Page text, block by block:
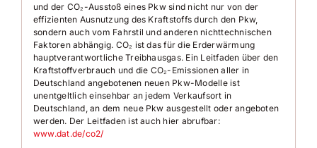
• Umfeldbeobachtungssystem (Front assist)
•City-Notbremsfunktion
• Parkbremse elektr.
•Start-/ Stopp-Anlage
•Bluetooth-Schnittstelle mit
Freisprecheinrichtung
•Induktionsladeschale für Smartphone
•USB
• 12V Steckdose vorn
•Scheiben in Heck und Fond abgedunkelt
und der CO₂-Ausstoß eines Pkw sind nicht nur von der
effizienten Ausnutzung des Kraftstoffs durch den Pkw,
sondern auch vom Fahrstil und anderen nichttechnischen
Faktoren abhängig. CO₂ ist das für die Erderwärmung
hauptverantwortliche Treibhausgas. Ein Leitfaden über den
Kraftstoffverbrauch und die CO₂-Emissionen aller in
Deutschland angebotenen neuen Pkw-Modelle ist
unentgeltlich einsehbar an jedem Verkaufsort in
Deutschland, an dem neue Pkw ausgestellt oder angeboten
werden. Der Leitfaden ist auch hier abrufbar:
www.dat.de/co2/